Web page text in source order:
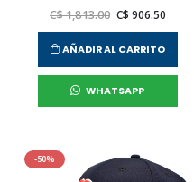
C$ 1,813.00 C$ 906.50
AÑADIR AL CARRITO
WHATSAPP
-50%